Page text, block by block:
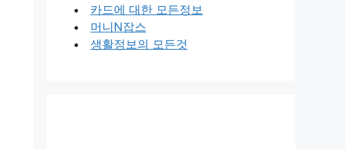
카드에 대한 모든정보
머니N잡스
생활정보의 모든것